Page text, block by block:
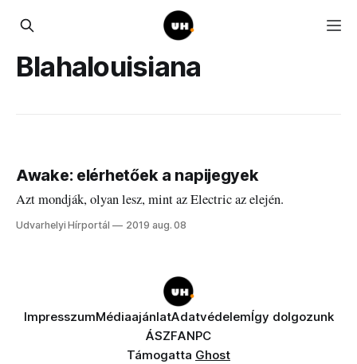
Blahalouisiana
Awake: elérhetőek a napijegyek
Azt mondják, olyan lesz, mint az Electric az elején.
Udvarhelyi Hírportál 2019 aug. 08
ImpresszumMédiaajánlatAdatvédelemÍgy dolgozunk
ÁSZFANPC
Támogatta Ghost